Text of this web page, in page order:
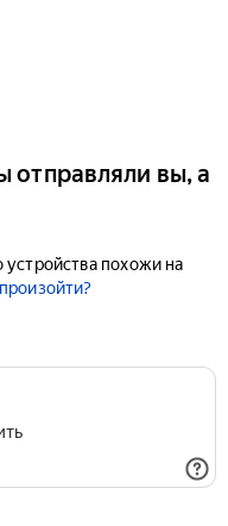
отправляли вы, а
похожи на